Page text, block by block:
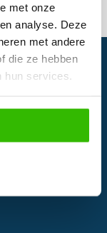
met onze
analyse. Deze
met andere
die ze hebben
hun services.